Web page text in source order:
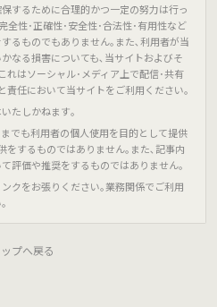
するために合理的かつ一定の努力は行っ
全性･正確性･安全性･合法性･有用性など
るものでもありません｡また､利用者が当
なる損害についても､当サイトおよびそ
れはソーシャル･メディア上で配信･共有
責任において当サイトをご利用ください｡
たしかねます｡
でも利用者の個人使用を目的として提供
をするものではありません｡また､記事内
評価や推奨をするものではありません｡
クをお張りください｡業務関係でご利用
ップへ戻る